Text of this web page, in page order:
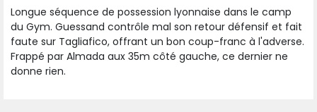
Longue séquence de possession lyonnaise dans le camp
du Gym. Guessand contrôle mal son retour défensif et fait
faute sur Tagliafico, offrant un bon coup-franc à l'adverse.
Frappé par Almada aux 35m côté gauche, ce dernier ne
donne rien.